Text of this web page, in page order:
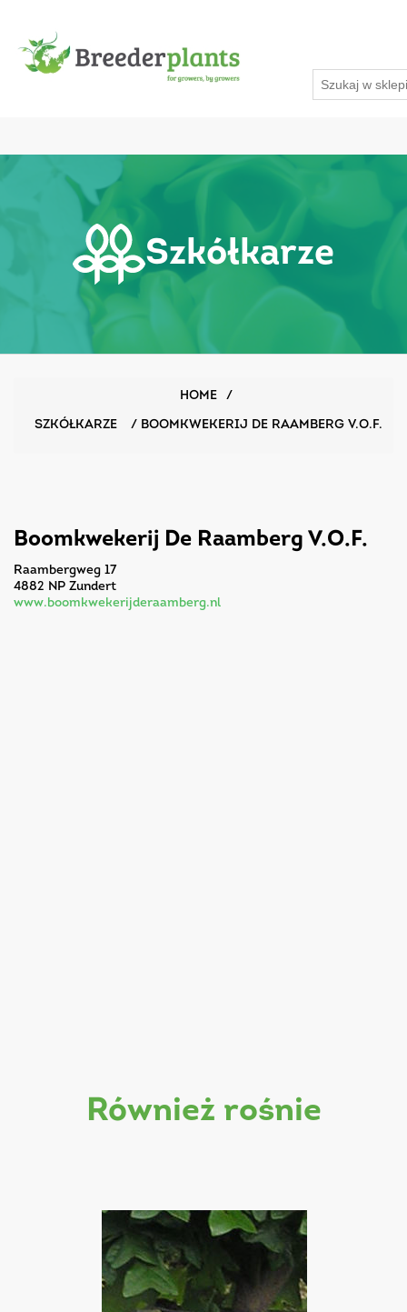
Szkółkarze
HOME /
SZKÓŁKARZE / BOOMKWEKERIJ DE RAAMBERG V.O.F.
Boomkwekerij De Raamberg V.O.F.
Raambergweg 17
4882 NP Zundert
www.boomkwekerijderaamberg.nl
również rośnie